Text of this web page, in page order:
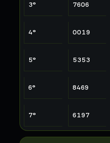
3° 7606
4° 0019
5° 5353
6° 8469
7° 6197